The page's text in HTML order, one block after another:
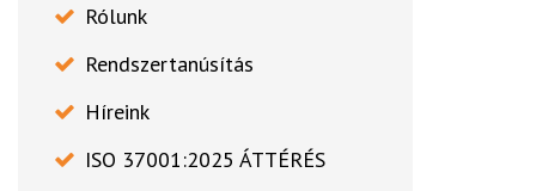
Rólunk
Rendszertanúsítás
Híreink
ISO 37001:2025 ÁTTÉRÉS